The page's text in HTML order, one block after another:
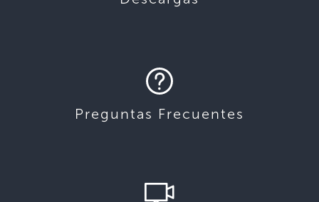
Preguntas Frecuentes